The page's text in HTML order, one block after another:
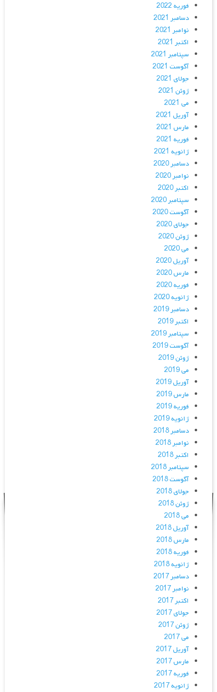
فوریه 2022
دسامبر 2021
نوامبر 2021
اکتبر 2021
سپتامبر 2021
آگوست 2021
جولای 2021
ژوئن 2021
می 2021
آوریل 2021
مارس 2021
فوریه 2021
ژانویه 2021
دسامبر 2020
نوامبر 2020
اکتبر 2020
سپتامبر 2020
آگوست 2020
جولای 2020
ژوئن 2020
می 2020
آوریل 2020
مارس 2020
فوریه 2020
ژانویه 2020
دسامبر 2019
اکتبر 2019
سپتامبر 2019
آگوست 2019
ژوئن 2019
می 2019
آوریل 2019
مارس 2019
فوریه 2019
ژانویه 2019
دسامبر 2018
نوامبر 2018
اکتبر 2018
سپتامبر 2018
آگوست 2018
جولای 2018
ژوئن 2018
می 2018
آوریل 2018
مارس 2018
فوریه 2018
ژانویه 2018
دسامبر 2017
نوامبر 2017
اکتبر 2017
جولای 2017
ژوئن 2017
می 2017
آوریل 2017
مارس 2017
فوریه 2017
ژانویه 2017